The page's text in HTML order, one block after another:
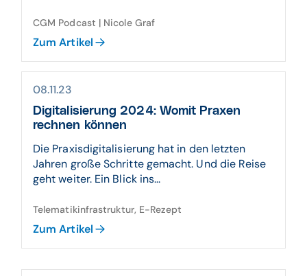
CGM Podcast | Nicole Graf
Zum Artikel
08.11.23
Digitalisierung 2024: Womit Praxen
rechnen können
Die Praxisdigitalisierung hat in den letzten
Jahren große Schritte gemacht. Und die Reise
geht weiter. Ein Blick ins...
Telematikinfrastruktur, E-Rezept
Zum Artikel